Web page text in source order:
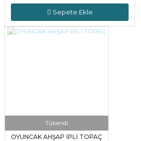
Sepete Ekle
Tükendi
OYUNCAK AHŞAP İPLİ TOPAÇ